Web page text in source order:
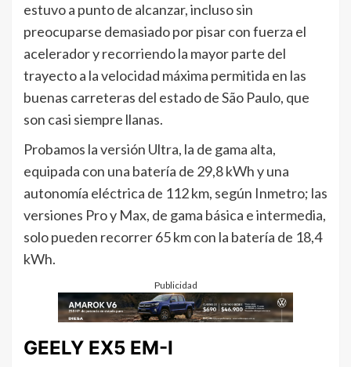
estuvo a punto de alcanzar, incluso sin
preocuparse demasiado por pisar con fuerza el
acelerador y recorriendo la mayor parte del
trayecto a la velocidad máxima permitida en las
buenas carreteras del estado de São Paulo, que
son casi siempre llanas.
Probamos la versión Ultra, la de gama alta,
equipada con una batería de 29,8 kWh y una
autonomía eléctrica de 112 km, según Inmetro; las
versiones Pro y Max, de gama básica e intermedia,
solo pueden recorrer 65 km con la batería de 18,4
kWh.
Publicidad
GEELY EX5 EM-I